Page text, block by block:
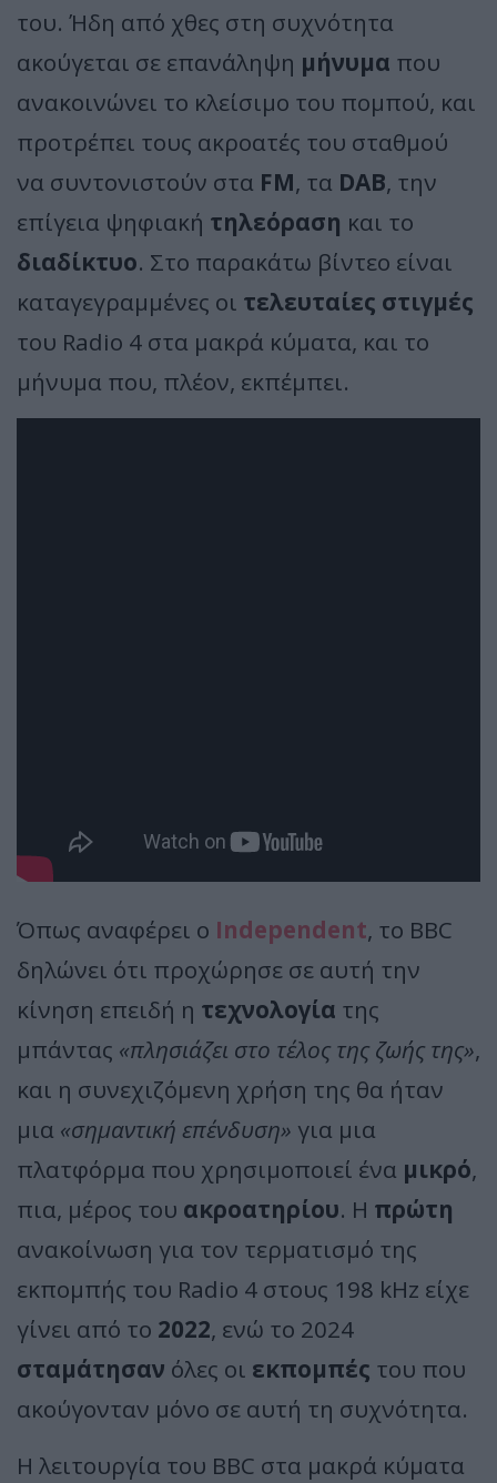
του. Ήδη από χθες στη συχνότητα
ακούγεται σε επανάληψη μήνυμα που
ανακοινώνει το κλείσιμο του πομπού, και
προτρέπει τους ακροατές του σταθμού
να συντονιστούν στα FM, τα DAB, την
επίγεια ψηφιακή τηλεόραση και το
διαδίκτυο. Στο παρακάτω βίντεο είναι
καταγεγραμμένες οι τελευταίες στιγμές
του Radio 4 στα μακρά κύματα, και το
μήνυμα που, πλέον, εκπέμπει.
Όπως αναφέρει ο Independent, το BBC
δηλώνει ότι προχώρησε σε αυτή την
κίνηση επειδή η τεχνολογία της
μπάντας «πλησιάζει στο τέλος της ζωής της»,
και η συνεχιζόμενη χρήση της θα ήταν
μια «σημαντική επένδυση» για μια
πλατφόρμα που χρησιμοποιεί ένα μικρό,
πια, μέρος του ακροατηρίου. Η πρώτη
ανακοίνωση για τον τερματισμό της
εκπομπής του Radio 4 στους 198 kHz είχε
γίνει από το 2022, ενώ το 2024
σταμάτησαν όλες οι εκπομπές του που
ακούγονταν μόνο σε αυτή τη συχνότητα.
Η λειτουργία του BBC στα μακρά κύματα